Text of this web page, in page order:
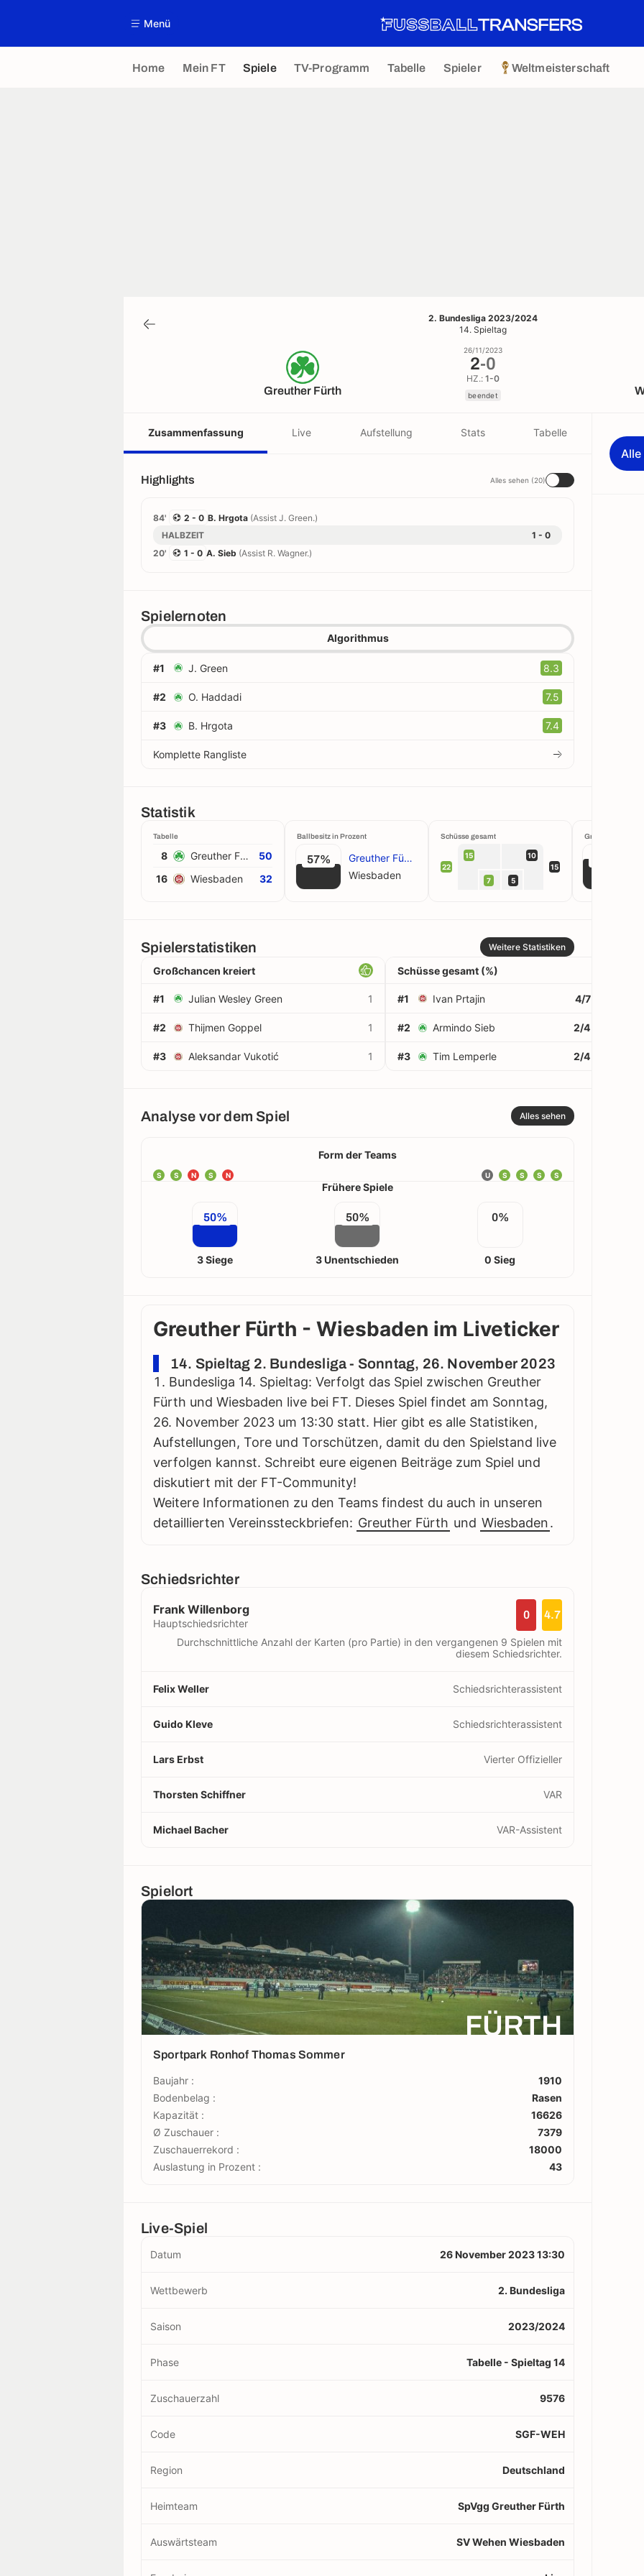
Menü
Home Mein FT Spiele TV-Programm Tabelle Spieler Weltmeisterschaft
2. Bundesliga 2023/2024
14. Spieltag
Greuther Fürth
26/11/2023
2-0
HZ.: 1-0
beendet
Zusammenfassung Live Aufstellung Stats Tabelle
Highlights Alles sehen (20)
84' 2 - 0 B. Hrgota (Assist J. Green.)
HALBZEIT
1 - 0
20'
1 - 0 A. Sieb (Assist R. Wagner.)
Spielernoten
Algorithmus
#1 J. Green 8.3
#2 O. Haddadi 7.5
#3 B. Hrgota 7.4
Komplette Rangliste
Statistik
Tabelle
8 Greuther Fürth
50
16
Wiesbaden 32
Ballbesitz in Prozent
57%
Greuther Fürth
Wiesbaden
Schüsse gesamt
22
15 10
7 5
15
Großchancen
Spielerstatistiken Weitere Statistiken
Großchancen kreiert
#1 Julian Wesley Green 1
#2 Thijmen Goppel 1
#3 Aleksandar Vukotić 1
Schüsse gesamt (%)
#1 Ivan Prtajin 4/7
#2 Armindo Sieb 2/4
#3 Tim Lemperle 2/4
Analyse vor dem Spiel Alles sehen
Form der Teams
S S N S N S
S
S
S
U
Frühere Spiele
50%
3 Siege
50%
3 Unentschieden
0%
0 Sieg
Greuther Fürth - Wiesbaden im Liveticker
14. Spieltag 2. Bundesliga - Sonntag, 26. November 2023
Bundesliga 14. Spieltag: Verfolgt das Spiel zwischen Greuther
Fürth und Wiesbaden live bei FT. Dieses Spiel findet am Sonntag,
26. November 2023 um 13:30 statt. Hier gibt es alle Statistiken,
Aufstellungen, Tore und Torschützen, damit du den Spielstand live
verfolgen kannst. Schreibt eure eigenen Beiträge zum Spiel und
diskutiert mit der FT-Community!
Weitere Informationen zu den Teams findest du auch in unseren
detaillierten Vereinssteckbriefen: Greuther Fürth und Wiesbaden.
Schiedsrichter
Frank Willenborg
Hauptschiedsrichter
0 4.7
Durchschnittliche Anzahl der Karten (pro Partie) in den vergangenen 9 Spielen mit
diesem Schiedsrichter.
Felix Weller Schiedsrichterassistent
Guido Kleve Schiedsrichterassistent
Lars Erbst Vierter Offizieller
Thorsten Schiffner VAR
Michael Bacher VAR-Assistent
Spielort
FÜRTH
Sportpark Ronhof Thomas Sommer
Baujahr :
1910
Bodenbelag :
Rasen
Kapazität :
16626
Ø Zuschauer :
7379
Zuschauerrekord :
18000
Auslastung in Prozent :
43
Live-Spiel
Datum 26 November 2023 13:30
Wettbewerb 2. Bundesliga
Saison 2023/2024
Phase Tabelle - Spieltag 14
Zuschauerzahl 9576
Code SGF-WEH
Region Deutschland
Heimteam SpVgg Greuther Fürth
Auswärtsteam SV Wehen Wiesbaden
Alle